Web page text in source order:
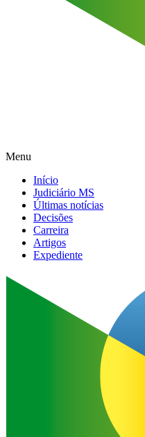
Menu
Início
Judiciário MS
Últimas notícias
Decisões
Carreira
Artigos
Expediente